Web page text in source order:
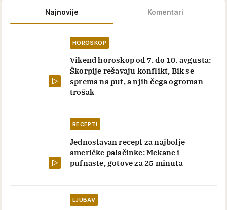
Najnovije Komentari
HOROSKOP
Vikend horoskop od 7. do 10. avgusta:
Škorpije rešavaju konflikt, Bik se
sprema na put, a njih čega ogroman
trošak
RECEPTI
Jednostavan recept za najbolje
američke palačinke: Mekane i
pufnaste, gotove za 25 minuta
LJUBAV